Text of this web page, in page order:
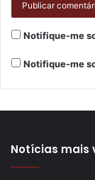
Notifique-me
Notifique-me
Notícias mais